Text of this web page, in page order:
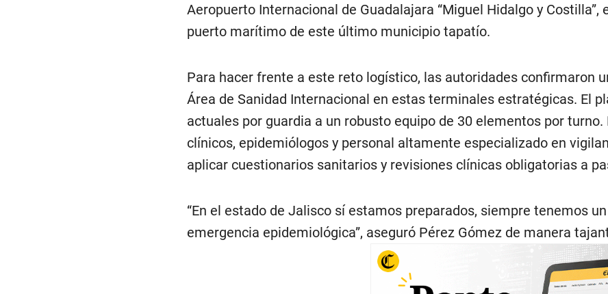
Aeropuerto Internacional de Guadalajara “Miguel Hidalgo y
puerto marítimo de este último municipio tapatío.
Para hacer frente a este reto logístico, las autoridades confirmaron
Área de Sanidad Internacional en estas terminales estratégicas. El
actuales por guardia a un robusto equipo de 30 elementos por
clínicos, epidemiólogos y personal altamente especializado en
aplicar cuestionarios sanitarios y revisiones clínicas obligatorias a
“En el estado de Jalisco sí estamos preparados, siempre tenemos
emergencia epidemiológica”, aseguró Pérez Gómez de manera